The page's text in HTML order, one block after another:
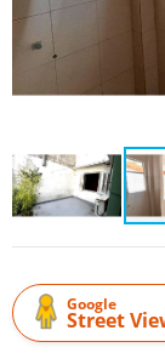
Google
Street